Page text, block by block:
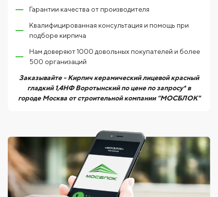
Гарантии качества от производителя
Квалифицированная консультация и помощь при
подборе кирпича
Нам доверяют 1000 довольных покупателей и более
500 организаций
Заказывайте - Кирпич керамический лицевой красный
гладкий 1,4НФ Воротынский по цене по запросу* в
городе Москва от строительной компании “МОСБЛОК"